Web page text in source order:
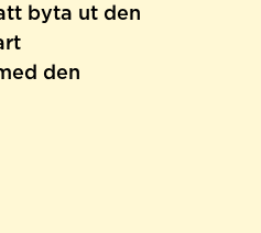
byta ut den
den